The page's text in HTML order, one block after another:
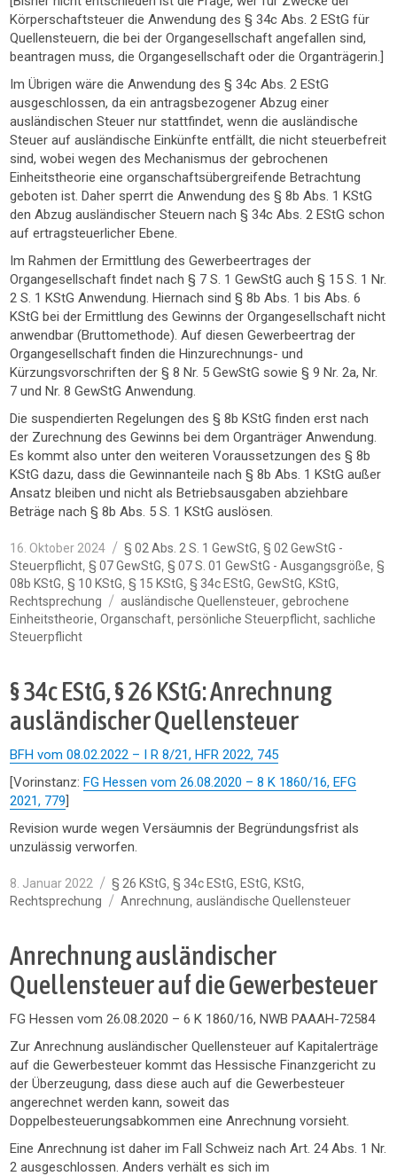
Körperschaftsteuer die Anwendung des § 34c Abs. 2 EStG für
Quellensteuern, die bei der Organgesellschaft angefallen sind,
beantragen muss, die Organgesellschaft oder die Organträgerin.]
Im Übrigen wäre die Anwendung des § 34c Abs. 2 EStG
ausgeschlossen, da ein antragsbezogener Abzug einer
ausländischen Steuer nur stattfindet, wenn die ausländische
Steuer auf ausländische Einkünfte entfällt, die nicht steuerbefreit
sind, wobei wegen des Mechanismus der gebrochenen
Einheitstheorie eine organschaftsübergreifende Betrachtung
geboten ist. Daher sperrt die Anwendung des § 8b Abs. 1 KStG
den Abzug ausländischer Steuern nach § 34c Abs. 2 EStG schon
auf ertragsteuerlicher Ebene.
Im Rahmen der Ermittlung des Gewerbeertrages der
Organgesellschaft findet nach § 7 S. 1 GewStG auch § 15 S. 1 Nr.
2 S. 1 KStG Anwendung. Hiernach sind § 8b Abs. 1 bis Abs. 6
KStG bei der Ermittlung des Gewinns der Organgesellschaft nicht
anwendbar (Bruttomethode). Auf diesen Gewerbeertrag der
Organgesellschaft finden die Hinzurechnungs- und
Kürzungsvorschriften der § 8 Nr. 5 GewStG sowie § 9 Nr. 2a, Nr.
7 und Nr. 8 GewStG Anwendung.
Die suspendierten Regelungen des § 8b KStG finden erst nach
der Zurechnung des Gewinns bei dem Organträger Anwendung.
Es kommt also unter den weiteren Voraussetzungen des § 8b
KStG dazu, dass die Gewinnanteile nach § 8b Abs. 1 KStG außer
Ansatz bleiben und nicht als Betriebsausgaben abziehbare
Beträge nach § 8b Abs. 5 S. 1 KStG auslösen.
Veröffentlicht
am
16. Oktober 2024 Kategorien
§ 02 Abs. 2 S. 1 GewStG,§ 02 GewStG -
Steuerpflicht,§ 07 GewStG,§ 07 S. 01 GewStG - Ausgangsgröße,§
08b KStG,§ 10 KStG,§ 15 KStG,§ 34c EStG,GewStG,KStG,
Rechtsprechung Schlagwörter
ausländische Quellensteuer,gebrochene
Einheitstheorie,Organschaft,persönliche Steuerpflicht,sachliche
Steuerpflicht
§ 34c EStG, § 26 KStG: Anrechnung
ausländischer Quellensteuer
BFH vom 08.02.2022 – I R 8/21, HFR 2022, 745
[Vorinstanz:FG Hessen vom 26.08.2020 – 8 K 1860/16, EFG
2021, 779]
Revision wurde wegen Versäumnis der Begründungsfrist als
unzulässig verworfen.
Veröffentlicht
am
8. Januar 2022 Kategorien
§ 26 KStG,§ 34c EStG,EStG,KStG,
Rechtsprechung Schlagwörter
Anrechnung,ausländische Quellensteuer
Anrechnung ausländischer
Quellensteuer auf die Gewerbesteuer
FG Hessen vom 26.08.2020 – 6 K 1860/16, NWB PAAAH-72584
Zur Anrechnung ausländischer Quellensteuer auf Kapitalerträge
auf die Gewerbesteuer kommt das Hessische Finanzgericht zu
der Überzeugung, dass diese auch auf die Gewerbesteuer
angerechnet werden kann, soweit das
Doppelbesteuerungsabkommen eine Anrechnung vorsieht.
Eine Anrechnung ist daher im Fall Schweiz nach Art. 24 Abs. 1 Nr.
2 ausgeschlossen. Anders verhält es sich im